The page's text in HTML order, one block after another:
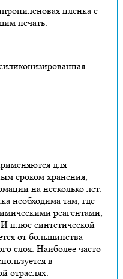
пленка с
печать.
для
сроком хранения,
на несколько лет.
необходима там, где
реагентами,
плюс синтетической
от большинства
слоя. Наиболее часто
в
отраслях.